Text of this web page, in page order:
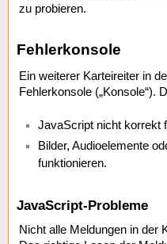
zu probieren.
Fehlerkonsole
Ein weiterer Karteireiter in
Fehlerkonsole („Konsole“).
JavaScript nicht korrekt
Bilder, Audioelemente
funktionieren.
JavaScript-Probleme
Nicht alle Meldungen in der